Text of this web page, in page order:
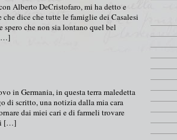
Alberto DeCristofaro, mi ha detto e
dice che tutte le famiglie dei Casalesi
spero che non sia lontano quel bel
[…]
in Germania, in questa terra maledetta
di scritto, una notizia dalla mia cara
dai miei cari e di farmeli trovare
[…]